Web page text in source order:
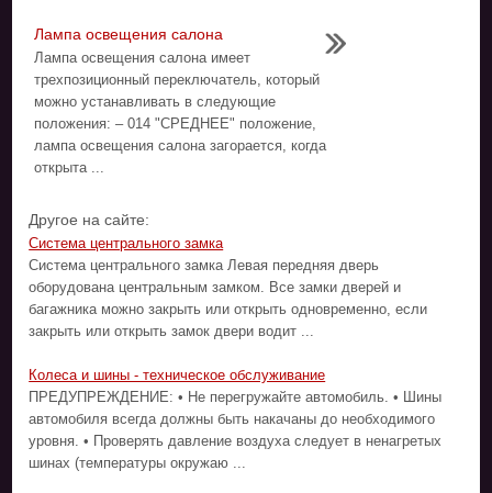
Лампа освещения салона
Лампа освещения салона имеет
трехпозиционный переключатель, который
можно устанавливать в следующие
положения: – 014 "СРЕДНЕЕ" положение,
лампа освещения салона загорается, когда
открыта ...
Другое на сайте:
Система центрального замка
Система центрального замка Левая передняя дверь
оборудована центральным замком. Все замки дверей и
багажника можно закрыть или открыть одновременно, если
закрыть или открыть замок двери водит ...
Колеса и шины - техническое обслуживание
ПРЕДУПРЕЖДЕНИЕ: • Не перегружайте автомобиль. • Шины
автомобиля всегда должны быть накачаны до необходимого
уровня. • Проверять давление воздуха следует в ненагретых
шинах (температуры окружаю ...